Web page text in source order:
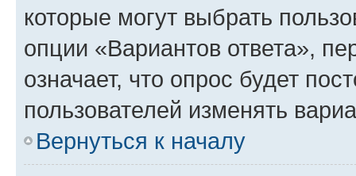
которые могут выбрать
опции «Вариантов ответа»,
означает, что опрос будет
пользователей изменять
Вернуться к началу